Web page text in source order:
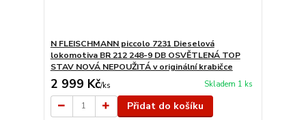
N FLEISCHMANN piccolo 7231 Dieselová
lokomotiva BR 212 248-9 DB OSVĚTLENÁ TOP
STAV NOVÁ NEPOUŽITÁ v originální krabičce
2 999 Kč/ks Skladem 1 ks
Přidat do košíku